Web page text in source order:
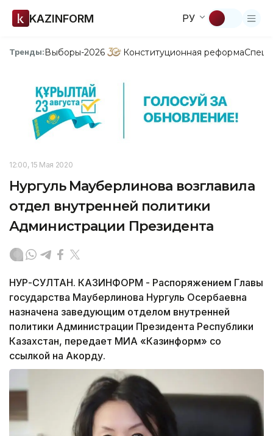
KAZINFORM РУ
Тренды:Выборы-2026 Конституционная реформа
12:00, 15 Мая 2020
Нургуль Мауберлинова возглавила
отдел внутренней политики
Администрации Президента
НУР-СУЛТАН. КАЗИНФОРМ - Распоряжением Главы
государства Мауберлинова Нургуль Осербаевна
назначена заведующим отделом внутренней
политики Администрации Президента Республики
Казахстан, передает МИА «Казинформ» со
ссылкой на Акорду.